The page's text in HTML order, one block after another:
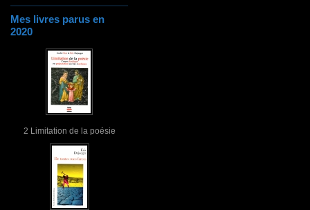
Mes livres parus en
2020
2 Limitation de la poésie